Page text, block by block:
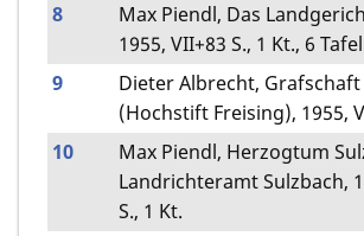
8
Max Piendl, Das
1955, VII+83 S., 1 Kt., 6
9
Dieter Albrecht,
(Hochstift Freising), 1955,
10
Max Piendl, Herzogtum
Landrichteramt Sulzbach,
S., 1 Kt.